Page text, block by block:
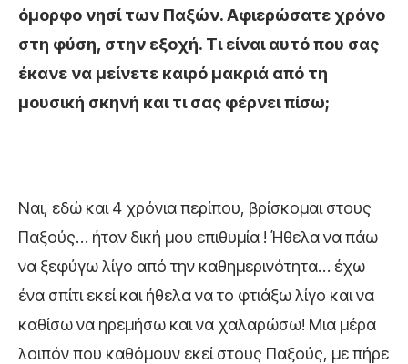
όμορφο νησί των Παξών. Αφιερώσατε χρόνο
στη φύση, στην εξοχή. Τι είναι αυτό που σας
έκανε να μείνετε καιρό μακριά από τη
μουσική σκηνή και τι σας φέρνει πίσω;
Ναι, εδώ και 4 χρόνια περίπου, βρίσκομαι στους
Παξούς… ήταν δική μου επιθυμία ! Ήθελα να πάω
να ξεφύγω λίγο από την καθημερινότητα… έχω
ένα σπίτι εκεί και ήθελα να το φτιάξω λίγο και να
καθίσω να ηρεμήσω και να χαλαρώσω! Μια μέρα
λοιπόν που καθόμουν εκεί στους Παξούς, με πήρε